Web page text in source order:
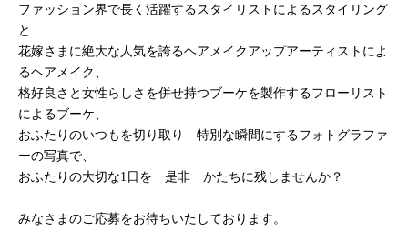
ファッション界で長く活躍するスタイリストによるスタイリング
と
花嫁さまに絶大な人気を誇るヘアメイクアップアーティストによ
るヘアメイク、
格好良さと女性らしさを併せ持つブーケを製作するフローリスト
によるブーケ、
おふたりのいつもを切り取り 特別な瞬間にするフォトグラファ
ーの写真で、
おふたりの大切な1日を 是非 かたちに残しませんか？
みなさまのご応募をお待ちいたしております。